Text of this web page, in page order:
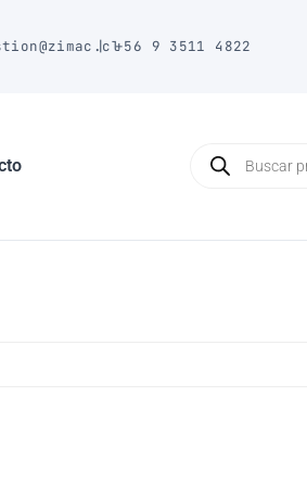
|+56 9 3511 4822
productos